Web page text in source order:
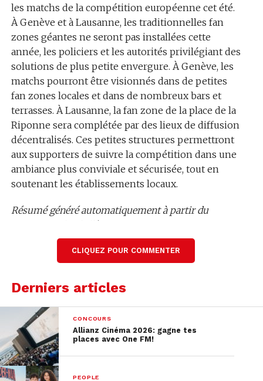
les matchs de la compétition européenne cet été.
À Genève et à Lausanne, les traditionnelles fan
zones géantes ne seront pas installées cette
année, les policiers et les autorités privilégiant des
solutions de plus petite envergure. À Genève, les
matchs pourront être visionnés dans de petites
fan zones locales et dans de nombreux bars et
terrasses. À Lausanne, la fan zone de la place de la
Riponne sera complétée par des lieux de diffusion
décentralisés. Ces petites structures permettront
aux supporters de suivre la compétition dans une
ambiance plus conviviale et sécurisée, tout en
soutenant les établissements locaux.
Résumé généré automatiquement à partir du
Lire la transcription complète
CLIQUEZ POUR COMMENTER
Derniers articles
CONCOURS
Allianz Cinéma 2026: gagne tes
places avec One FM!
PEOPLE